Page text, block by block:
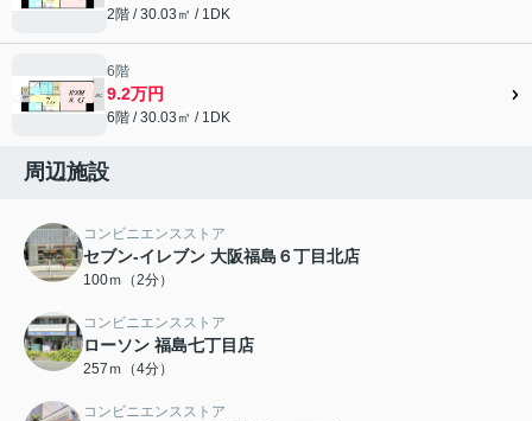
2階 / 30.03㎡ / 1DK
6階
9.2万円
6階 / 30.03㎡ / 1DK
周辺施設
コンビニエンスストア
セブン-イレブン 大阪福島６丁目北店
100ｍ（2分）
コンビニエンスストア
ローソン 福島七丁目店
257ｍ（4分）
コンビニエンスストア